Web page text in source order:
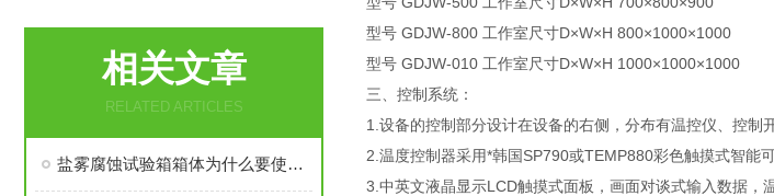
相关文章
RELATED ARTICLES
盐雾腐蚀试验箱箱体为什么要使用PVC塑料板
型号 GDJW-800 工作室尺寸D×W×H 800×1000×1000
型号 GDJW-010 工作室尺寸D×W×H 1000×1000×1000
三、控制系统：
1.设备的控制部分设计在设备的右侧，分布有温控仪、控制
2.温度控制器采用*韩国SP790或TEMP880彩色触摸式智能
3.中英文液晶显示LCD触摸式面板，画面对谈式输入数据，